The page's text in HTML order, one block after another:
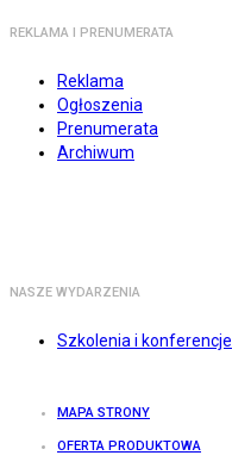
REKLAMA I PRENUMERATA
Reklama
Ogłoszenia
Prenumerata
Archiwum
NASZE WYDARZENIA
Szkolenia i konferencje
MAPA STRONY
OFERTA PRODUKTOWA